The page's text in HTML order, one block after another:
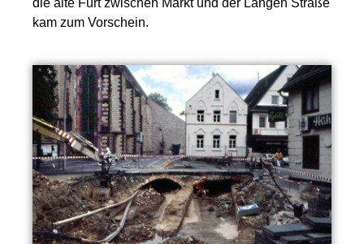
die alte Furt zwischen Markt und der Langen Straße
kam zum Vorschein.